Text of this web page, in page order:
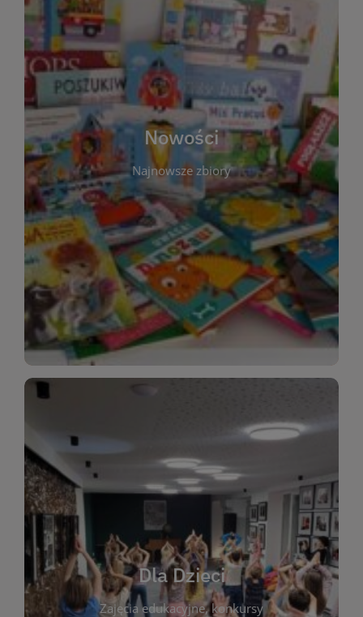
Nowości
Najnowsze zbiory
W tej sekcji prezentujemy najnowsze książki,
audiobooki oraz filmy, które właśnie trafiły do
zbiorów Miejskiej Biblioteki Publicznej w
Starachowicach. Regularnie aktualizujemy listę,
aby Czytelnicy mogli na bieżąco odkrywać świeże
tytuły i najciekawsze premiery wydawnicze. Każda
pozycja opatrzona jest krótkim opisem i
informacją o dostępności w katalogu. Zachęcamy
do częstych odwiedzin – nowości pojawiają się
niemal każdego tygodnia! Dzięki tej zakładce
zawsze będziesz wiedzieć, co warto przeczytać
jako pierwsze.
WIĘCEJ
Dla Dzieci
Zajęcia edukacyjne, konkursy
dzieci. Biblioteka oferuje bogaty wybór bajek,
opowiadań i lektur szkolnych, a także przyjazny
kącik do wspólnego czytania. Pragniemy
rozbudzać miłość do książek od najmłodszych lat.
Zapraszamy do wspólnej zabawy i odkrywania
świata literatury!
WIĘCEJ